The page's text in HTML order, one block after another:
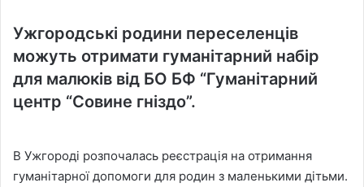
Ужгородські родини переселенців
можуть отримати гуманітарний набір
для малюків від БО БФ “Гуманітарний
центр “Совине гніздо”.
В Ужгороді розпочалась реєстрація на отримання
гуманітарної допомоги для родин з маленькими дітьми.